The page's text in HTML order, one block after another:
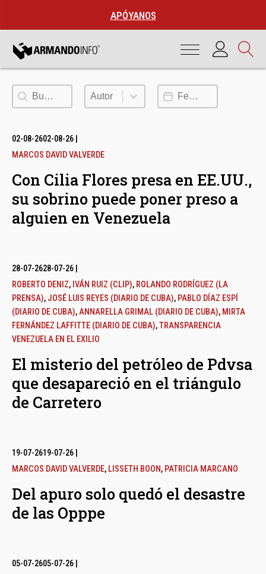
APÓYANOS
Buscar Autor
Autor Fecha de publicación
02-08-2602-08-26
MARCOS DAVID VALVERDE
Con Cilia Flores presa en EE.UU.,
su sobrino puede poner preso a
alguien en Venezuela
28-07-2628-07-26
ROBERTO DENIZ, IVÁN RUIZ (CLIP), ROLANDO RODRÍGUEZ (LA
PRENSA), JOSÉ LUIS REYES (DIARIO DE CUBA), PABLO DÍAZ ESPÍ
(DIARIO DE CUBA),ANNARELLA GRIMAL (DIARIO DE CUBA), MIRTA
FERNÁNDEZ LAFFITTE (DIARIO DE CUBA),TRANSPARENCIA
VENEZUELA EN EL EXILIO
El misterio del petróleo de Pdvsa
que desapareció en el triángulo
de Carretero
19-07-2619-07-26
MARCOS DAVID VALVERDE, LISSETH BOON, PATRICIA MARCANO
Del apuro solo quedó el desastre
de las Opppe
05-07-2605-07-26